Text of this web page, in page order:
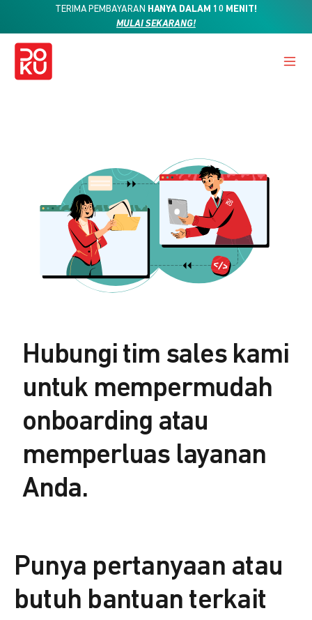
TERIMA PEMBAYARAN HANYA DALAM 10 MENIT!
MULAI SEKARANG!
Hubungi tim sales kami
untuk mempermudah
onboarding atau
memperluas layanan
Anda.
Punya pertanyaan atau
butuh bantuan terkait